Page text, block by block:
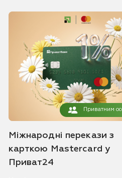
Приватним
Міжнародні перекази з
карткою Mastercard у
Приват24